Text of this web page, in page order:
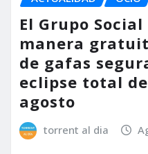
El Grupo
manera
de gafas
eclipse total
agosto
torrent al dia